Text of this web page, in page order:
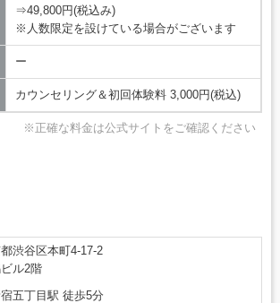
⇒49,800円(税込み)
※人数限定を設けている場合がございます
ー
カウンセリング＆初回体験料 3,000円(税込)
※正確な料金は公式サイトをご確認ください
渋谷区本町4-17-2
ル2階
五丁目駅 徒歩5分